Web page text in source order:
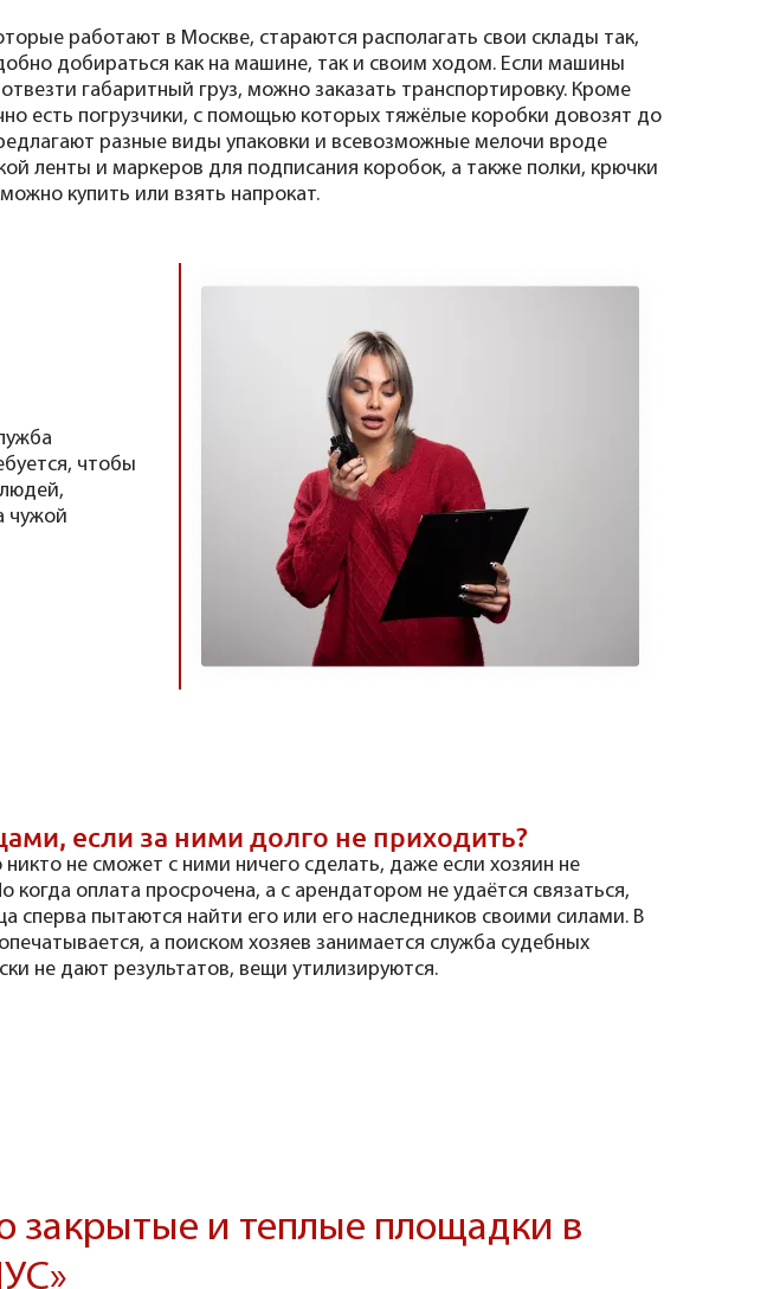
работают в Москве, стараются располагать свои склады так,
добираться как на машине, так и своим ходом. Если машины
габаритный груз, можно заказать транспортировку. Кроме
есть погрузчики, с помощью которых тяжёлые коробки довозят до
разные виды упаковки и всевозможные мелочи вроде
ленты и маркеров для подписания коробок, а также полки, крючки
купить или взять напрокат.
чтобы
чужой
если за ними долго не приходить?
никто не сможет с ними ничего сделать, даже если хозяин не
когда оплата просрочена, а с арендатором не удаётся связаться,
сперва пытаются найти его или его наследников своими силами. В
а поиском хозяев занимается служба судебных
не дают результатов, вещи утилизируются.
закрытые и теплые площадки в